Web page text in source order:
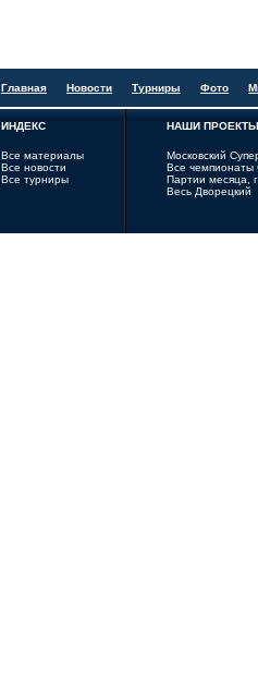
Главная Новости Турниры Фото
ИНДЕКС
Все материалы
Все новости
Все турниры
НАШИ ПРОЕКТЫ
Московский
Все
Партии месяца,
Весь Дворецкий